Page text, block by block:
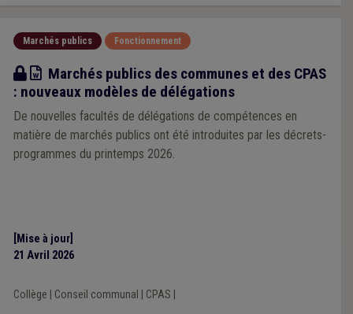
Marchés publics Fonctionnement
Modèle
Marchés publics des communes et des CPAS
: nouveaux modèles de délégations
De nouvelles facultés de délégations de compétences en
matière de marchés publics ont été introduites par les décrets-
programmes du printemps 2026.
[Mise à jour]
21 Avril 2026
Collège Conseil communal CPAS